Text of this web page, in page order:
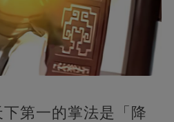
第一的掌法是「降